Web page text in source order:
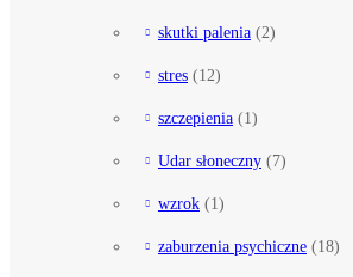
skutki palenia (2)
stres (12)
szczepienia (1)
Udar słoneczny (7)
wzrok (1)
zaburzenia psychiczne (18)